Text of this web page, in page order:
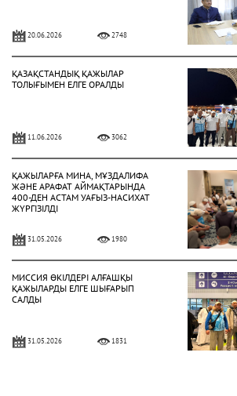
20.06.2026 2748
ҚАЗАҚСТАНДЫҚ ҚАЖЫЛАР
ТОЛЫҒЫМЕН ЕЛГЕ ОРАЛДЫ
11.06.2026 3062
ҚАЖЫЛАРҒА МИНА, МҰЗДАЛИФА
ЖӘНЕ АРАФАТ АЙМАҚТАРЫНДА
400-ДЕН АСТАМ УАҒЫЗ-НАСИХАТ
ЖҮРГІЗІЛДІ
31.05.2026 1980
МИССИЯ ӨКІЛДЕРІ АЛҒАШҚЫ
ҚАЖЫЛАРДЫ ЕЛГЕ ШЫҒАРЫП
САЛДЫ
31.05.2026 1831